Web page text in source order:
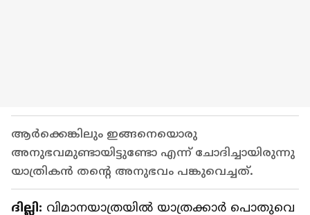
ആര്‍ക്കെങ്കിലും ഇങ്ങനെയൊരു
അനുഭവമുണ്ടായിട്ടുണ്ടോ എന്ന് ചോദിച്ചായിരുന്നു
യാത്രികന്‍ തന്‍റെ അനുഭവം പങ്കുവെച്ചത്.
ദില്ലി: വിമാനയാത്രയില്‍ യാത്രക്കാര്‍ പൊതുവെ